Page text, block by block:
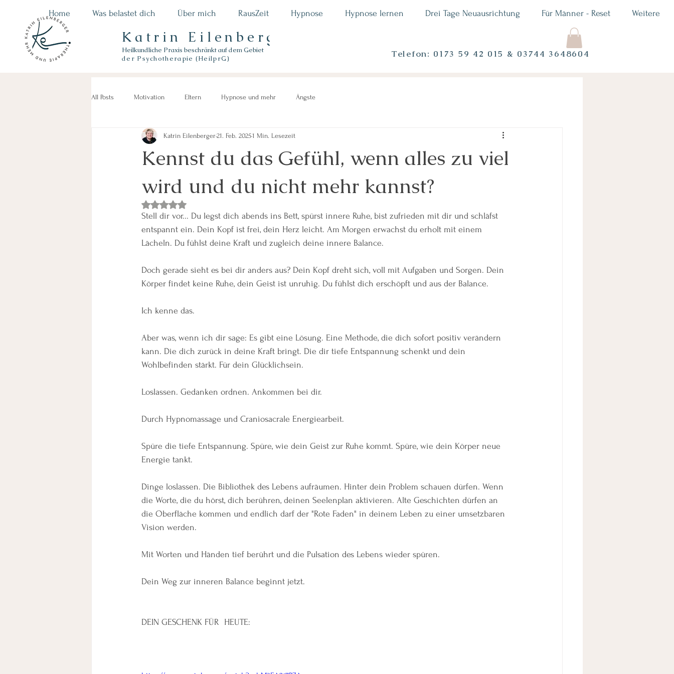
Katrin Eilenberger
Heilkundliche Praxis beschränkt auf dem Gebiet
der Psychotherapie (HeilprG)
Home Was belastet dich Über mich RausZeit Hypnose Hypnose lernen Drei Tage Neuausrichtung Für Männer - Reset Weitere
Telefon: 0173 59 42 015 & 03744 3648604
All Posts Motivation Eltern Hypnose und mehr Ängste
Kennst du das Gefühl, wenn alles zu viel
wird und du nicht mehr kannst?
Katrin Eilenberger21. Feb. 20251 Min. Lesezeit
Mit NaN von 5 Sternen bewertet.
Stell dir vor... Du legst dich abends ins Bett, spürst innere Ruhe, bist zufrieden mit dir und schläfst
entspannt ein. Dein Kopf ist frei, dein Herz leicht. Am Morgen erwachst du erholt mit einem
Lächeln. Du fühlst deine Kraft und zugleich deine innere Balance.
Doch gerade sieht es bei dir anders aus? Dein Kopf dreht sich, voll mit Aufgaben und Sorgen. Dein
Körper findet keine Ruhe, dein Geist ist unruhig. Du fühlst dich erschöpft und aus der Balance.
Ich kenne das.
Aber was, wenn ich dir sage: Es gibt eine Lösung. Eine Methode, die dich sofort positiv verändern
kann. Die dich zurück in deine Kraft bringt. Die dir tiefe Entspannung schenkt und dein
Wohlbefinden stärkt. Für dein Glücklichsein.
Loslassen. Gedanken ordnen. Ankommen bei dir.
Durch Hypnomassage und Craniosacrale Energiearbeit.
Spüre die tiefe Entspannung. Spüre, wie dein Geist zur Ruhe kommt. Spüre, wie dein Körper neue
Energie tankt.
Dinge loslassen. Die Bibliothek des Lebens aufräumen. Hinter dein Problem schauen dürfen. Wenn
die Worte, die du hörst, dich berühren, deinen Seelenplan aktivieren. Alte Geschichten dürfen an
die Oberfläche kommen und endlich darf der "Rote Faden" in deinem Leben zu einer umsetzbaren
Vision werden.
Mit Worten und Händen tief berührt und die Pulsation des Lebens wieder spüren.
Dein Weg zur inneren Balance beginnt jetzt.
DEIN GESCHENK FÜR  HEUTE: